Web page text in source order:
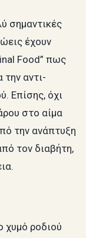
σημαντικές
έχουν
Food” πως
την αντι-
Επίσης, όχι
στο αίμα
την ανάπτυξη
τον διαβήτη,
χυμό ροδιού